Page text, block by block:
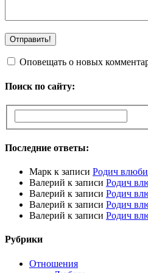
Оповещать о новых
Поиск по сайту:
Последние ответы:
Марк к записи Родич
Валерий к записи Родич
Валерий к записи Родич
Валерий к записи Родич
Валерий к записи Родич
Рубрики
Отношения